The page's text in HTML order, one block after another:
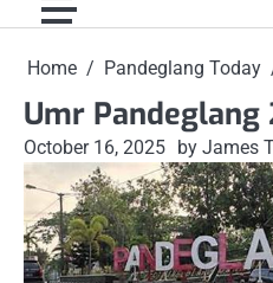
Home Pandeglang Today
Umr Pandeglang
October 16, 2025 by James